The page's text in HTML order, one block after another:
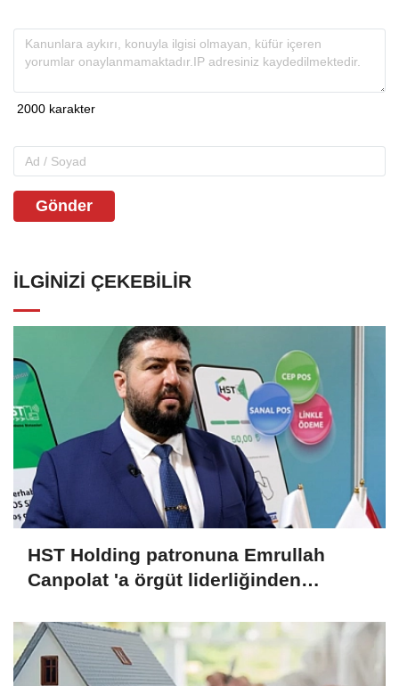
Gönder
İLGINIZI ÇEKEBILIR
HST Holding patronuna Emrullah
Canpolat 'a örgüt liderliğinden
malvarlığına el konuldu